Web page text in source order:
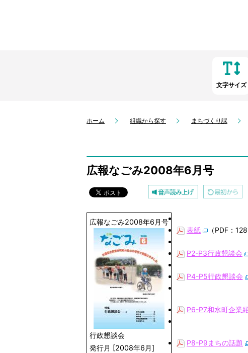
文字サイズ
ホーム 組織から探す まちづくり課
広報なごみ2008年6月号
広報なごみ2008年6月号
行政懇談会
発行月 [2008年6月]
表紙 （PDF：
P2-P3行政懇談会
P4-P5行政懇談会
P6-P7和水町企業
P8-P9まちの話題